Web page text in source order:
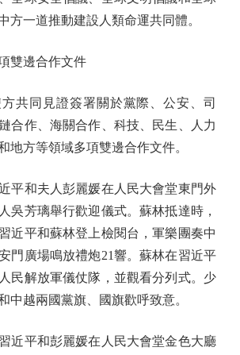
方一道推動建設人類命運共同體。
邊合作文件
同見證簽署關於黨際、公安、司
合作、海關合作、科技、民生、人力
地方等領域多項雙邊合作文件。
和夫人彭麗媛在人民大會堂東門外
吳芳璃舉行歡迎儀式。蘇林抵達時，
近平和蘇林登上檢閱台，軍樂團奏中
門廣場鳴放禮炮21響。蘇林在習近平
民解放軍儀仗隊，並觀看分列式。少
中越兩國黨旗、國旗歡呼致意。
平和彭麗媛在人民大會堂金色大廳